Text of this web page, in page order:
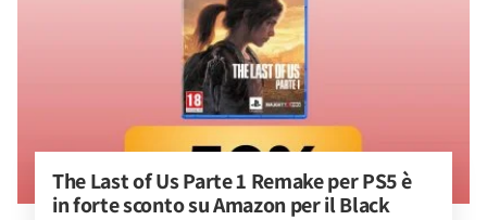
The Last of Us Parte 1 Remake per PS5 è
in forte sconto su Amazon per il Black